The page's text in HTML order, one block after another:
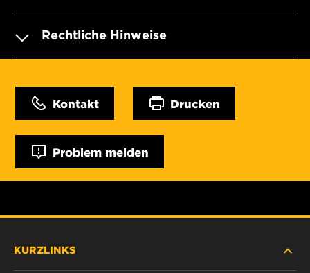
Rechtliche Hinweise
Kontakt Drucken
Problem melden
KURZLINKS